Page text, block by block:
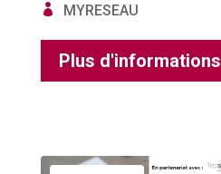
MYRESEAU
Plus d'informations